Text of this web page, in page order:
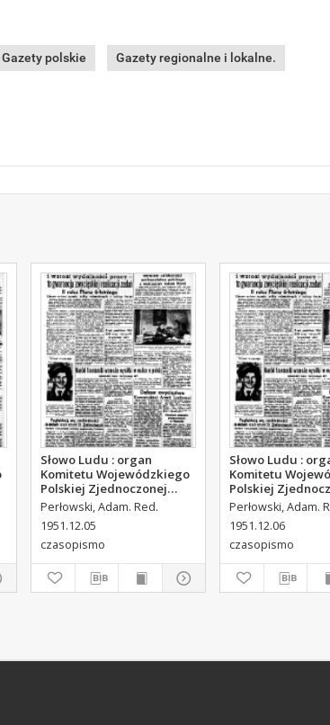
Gazety polskie Gazety regionalne i lokalne.
Słowo Ludu : organ
Komitetu Wojewódzkiego
Polskiej Zjednoczonej
Partii Robotniczej, 1951,
R.3, nr 314
Perłowski, Adam. Red.
1951.12.05
czasopismo
Słowo Ludu :
Komitetu
Polskiej
Partii
R.3, nr 315
Perłowski, Adam.
1951.12.06
czasopismo